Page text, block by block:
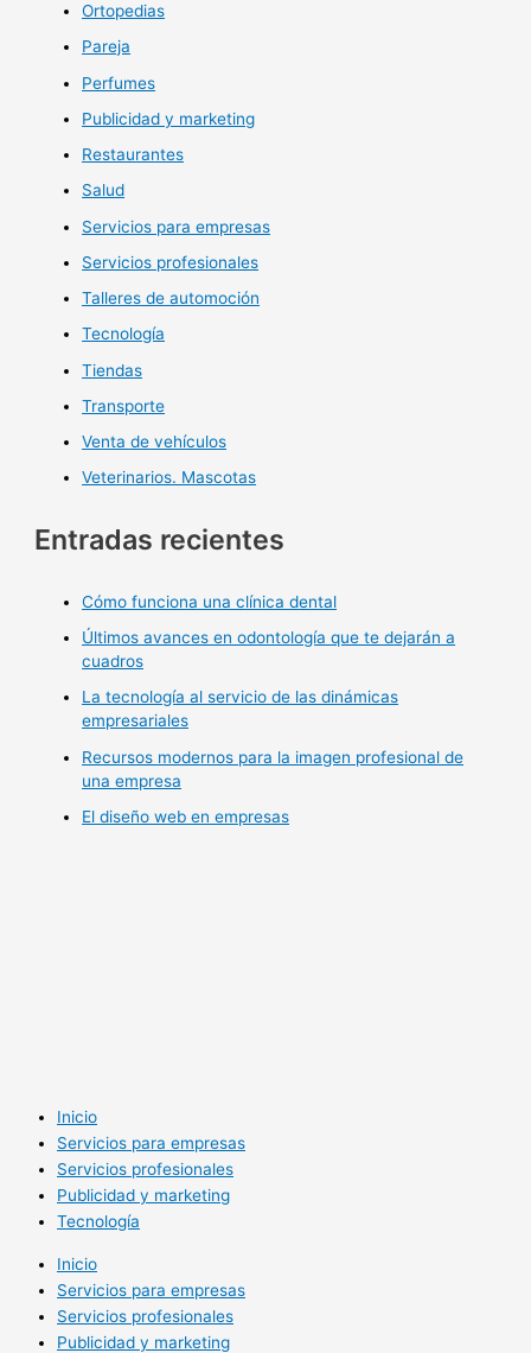
Ortopedias
Pareja
Perfumes
Publicidad y marketing
Restaurantes
Salud
Servicios para empresas
Servicios profesionales
Talleres de automoción
Tecnología
Tiendas
Transporte
Venta de vehículos
Veterinarios. Mascotas
Entradas recientes
Cómo funciona una clínica dental
Últimos avances en odontología que te dejarán a
cuadros
La tecnología al servicio de las dinámicas
empresariales
Recursos modernos para la imagen profesional de
una empresa
El diseño web en empresas
Inicio
Servicios para empresas
Servicios profesionales
Publicidad y marketing
Tecnología
Inicio
Servicios para empresas
Servicios profesionales
Publicidad y marketing